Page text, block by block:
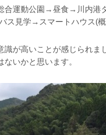
運動公園→昼食→川内港
ス見学→スマートハウス(
が高いことが感じられ
いかと思います。